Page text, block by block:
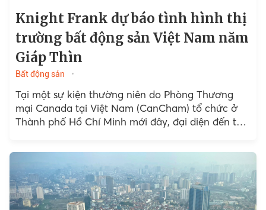
Knight Frank dự báo tình hình thị
trường bất động sản Việt Nam năm
Giáp Thìn
Bất động sản
Tại một sự kiện thường niên do Phòng Thương
mại Canada tại Việt Nam (CanCham) tổ chức ở
Thành phố Hồ Chí Minh mới đây, đại diện đến tử